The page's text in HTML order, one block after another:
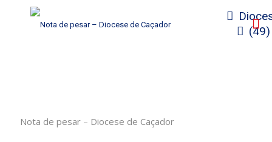
Nota de pesar – Diocese de Caçador